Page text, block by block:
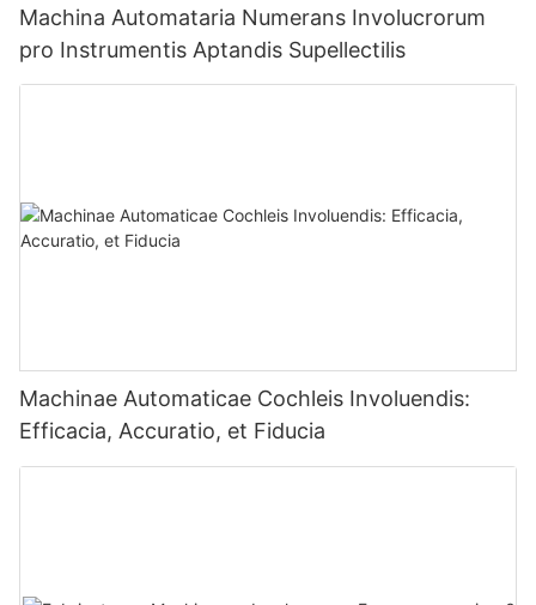
Machina Automataria Numerans Involucrorum
pro Instrumentis Aptandis Supellectilis
Machinae Automaticae Cochleis Involuendis:
Efficacia, Accuratio, et Fiducia